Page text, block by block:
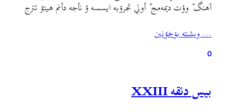
آهنگ ٚ وؤت دیمه‌مج ٚ أولي تجرۊبه ایسسه ؤ نأجه دأنم هیتؤ تترج
شیمه نؤرۊزبلم مۊبارک بۊبۊن. اي آهنگ ه حتما بشین…
… ويشته بۊخؤنين
0
بيس دئقه XXIII